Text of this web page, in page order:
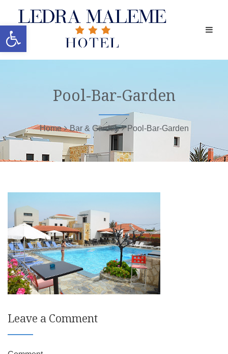
Ανοίξτε τη γραμμή εργαλείων
Pool-Bar-Garden
Home Bar & Garden Pool-Bar-Garden
Leave a Comment